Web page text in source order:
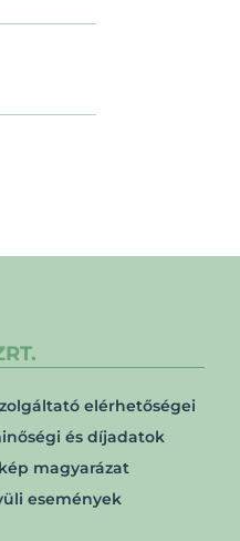
elérhetőségei
és díjadatok
magyarázat
események